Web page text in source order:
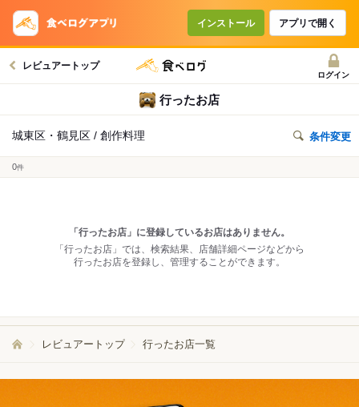
インストール アプリで開く
レビュアートップ
ログイン
行ったお店
城東区・鶴見区 / 創作料理 条件変更
0件
「行ったお店」に登録しているお店はありません。
「行ったお店」では、検索結果、店舗詳細ページなどから
行ったお店を登録し、管理することができます。
レビュアートップ 行ったお店一覧